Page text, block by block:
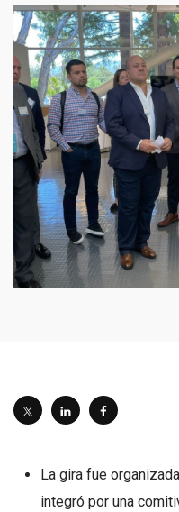
La gira fue
integró por una